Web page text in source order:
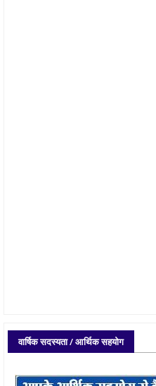
वार्षिक सदस्यता / आर्थिक सहयोग